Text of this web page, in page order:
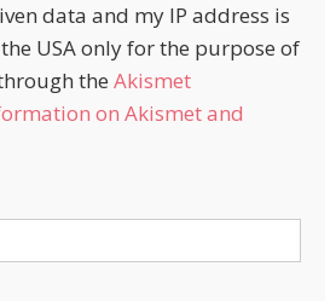
data and my IP address is
USA only for the purpose of
the Akismet
on Akismet and